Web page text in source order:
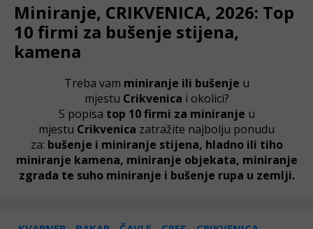
Miniranje, CRIKVENICA, 2026: Top
10 firmi za bušenje stijena,
kamena
Treba vam miniranje ili bušenje u
mjestu Crikvenica i okolici?
S popisa top 10 firmi za miniranje u
mjestu Crikvenica zatražite najbolju ponudu
za: bušenje i miniranje stijena, hladno ili tiho
miniranje kamena, miniranje objekata, miniranje
zgrada te suho miniranje i bušenje rupa u zemlji.